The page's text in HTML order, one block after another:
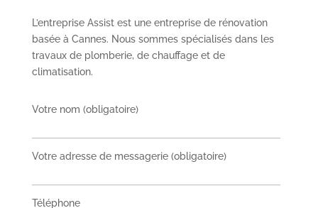
L’entreprise Assist est une entreprise de rénovation
basée à Cannes. Nous sommes spécialisés dans les
travaux de plomberie, de chauffage et de
climatisation.
Votre nom (obligatoire)
Votre adresse de messagerie (obligatoire)
Téléphone